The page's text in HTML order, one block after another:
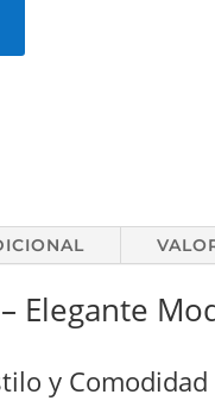
Elegante
y Comodidad